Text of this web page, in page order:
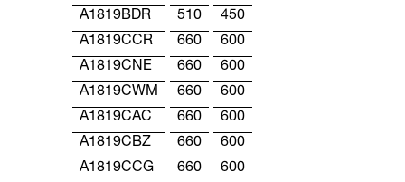
A1819BDR
510
450
A1819CCR
660
600
A1819CNE
660
600
A1819CWM
660
600
A1819CAC
660
600
A1819CBZ
660
600
A1819CCG
660
600